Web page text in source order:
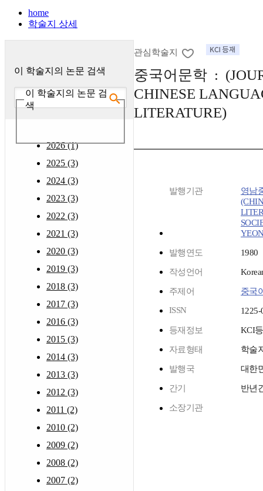
home
학술지 상세
이 학술지의 논문 검색
이 학술지의 논문 검
색
2026 (1)
2025 (3)
2024 (3)
2023 (3)
2022 (3)
2021 (3)
2020 (3)
2019 (3)
2018 (3)
2017 (3)
2016 (3)
2015 (3)
2014 (3)
2013 (3)
2012 (3)
2011 (2)
2010 (2)
2009 (2)
2008 (2)
2007 (2)
관심학술지
중국어문학 :
CHINESE
LITERATURE)
발행기관
영남
발행연도 1980
작성언어
주제어
중국
ISSN
등재정보 KCI
자료형태 학술
발행국 대한
간기 반년
소장기관